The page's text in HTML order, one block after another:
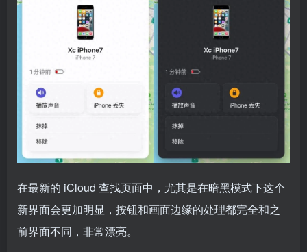
在最新的 iCloud 查找页面中，尤其是在暗黑模式下这个
新界面会更加明显，按钮和画面边缘的处理都完全和之
前界面不同，非常漂亮。